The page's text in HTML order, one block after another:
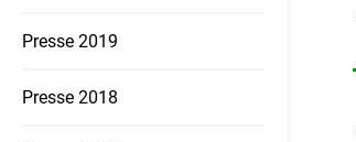
Presse 2019
Presse 2018